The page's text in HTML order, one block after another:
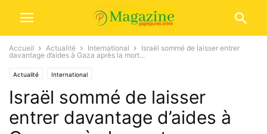
Accueil Actualité International
Israël sommé de laisser entrer
davantage d’aides à Gaza après la mort...
Actualité International
Israël sommé de laisser
entrer davantage d’aides à